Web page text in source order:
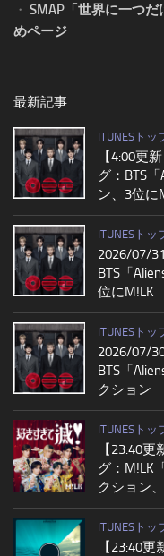
・ SMAP「世界に一つ
めページ
最新記事
ITUNESト
【4:00更
グ：BTS
ン、3位に
ITUNESト
2026/07/
BTS「
位にM!LK
ITUNESト
2026/07/
BTS「
クション
ITUNESト
【23:40
グ：M!LK
クション
ITUNESト
【23:40